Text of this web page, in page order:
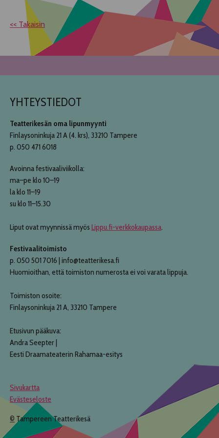
<< Takaisin
YHTEYSTIEDOT
Teatterikesän oma lipunmyynti
Finlaysoninkuja 21 A (4. krs), 33210 Tampere
p. 050 471 6018
Avoinna festivaaliviikolla:
ma–pe klo 10–19
la klo 11–19
su klo 11–15.30
Liput ovat myynnissä myös Lippu.fi-verkkokaupassa.
Festivaalitoimisto
p. 050 501 7016 | info@teatterikesa.fi
Huomioithan, että toimiston numerosta ei voi varata lippuja.
Toimiston osoite:
Finlaysoninkuja 21 A, 33210 Tampere
Etusivun pääkuva:
Andra Seepter |
Eesti Draamateaterin Rahamaa-esitys
Sivukartta
Evästeseloste
© Tampereen Teatterikesä